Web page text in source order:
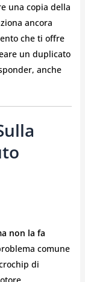
una copia della
ancora
che ti offre
un duplicato
anche
non la fa
comune
di